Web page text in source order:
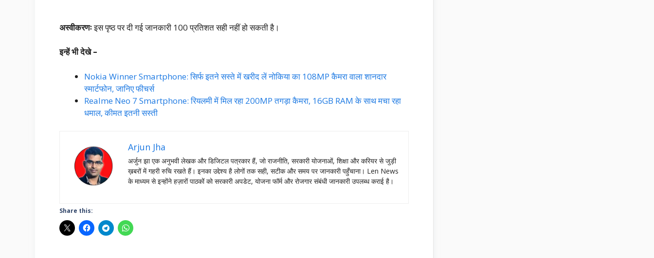
अस्वीकरणःइस पृष्ठ पर दी गई जानकारी 100 प्रतिशत सही नहीं हो सकती है।
इन्हें भी देखे –
Nokia Winner Smartphone: सिर्फ इतने सस्ते में खरीद लें नोकिया का 108MP कैमरा वाला शानदार
स्मार्टफोन, जानिए फीचर्स
Realme Neo 7 Smartphone: रियलमी में मिल रहा 200MP तगड़ा कैमरा, 16GB RAM के साथ मचा रहा
धमाल, कीमत इतनी सस्ती
Arjun Jha
अर्जुन झा एक अनुभवी लेखक और डिजिटल पत्रकार हैं, जो राजनीति, सरकारी योजनाओं, शिक्षा और करियर से जुड़ी
ख़बरों में गहरी रुचि रखते हैं। इनका उद्देश्य है लोगों तक सही, सटीक और समय पर जानकारी पहुँचाना। Len News
के माध्यम से इन्होंने हज़ारों पाठकों को सरकारी अपडेट, योजना फॉर्म और रोजगार संबंधी जानकारी उपलब्ध कराई है।
Share this: